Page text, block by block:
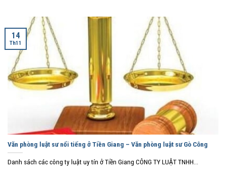
Văn phòng luật sư nổi tiếng ở Tiền Giang – Văn phòng luật sư Gò Công
Danh sách các công ty luật uy tín ở Tiền Giang CÔNG TY LUẬT TNHH...
14
Th11